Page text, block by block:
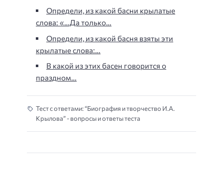
Определи, из какой басни крылатые
слова: «…Да только…
Определи, из какой басня взяты эти
крылатые слова:…
В какой из этих басен говорится о
праздном…
Тест с ответами: “Биография и творчество И.А.
Крылова” - вопросы и ответы теста